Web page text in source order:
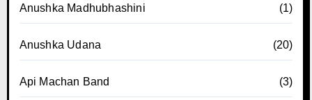
Anushka Madhubhashini (1)
Anushka Udana (20)
Api Machan Band (3)